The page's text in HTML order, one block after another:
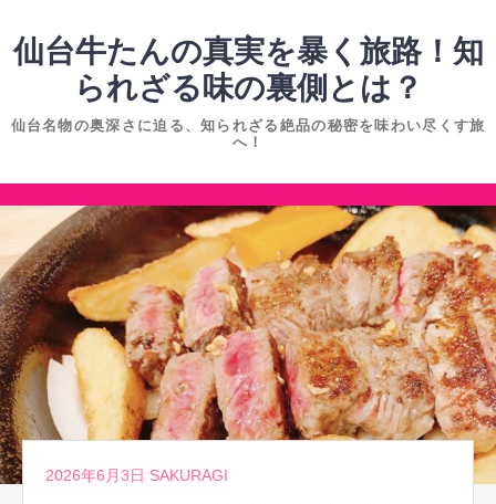
ン
ツ
ッ
プ
仙台牛たんの真実を暴く旅路！知
られざる味の裏側とは？
仙台名物の奥深さに迫る、知られざる絶品の秘密を味わい尽くす旅
へ！
コ
テ
ン
ツ
へ
ス
キ
ッ
プ
2026年6月3日 SAKURAGI